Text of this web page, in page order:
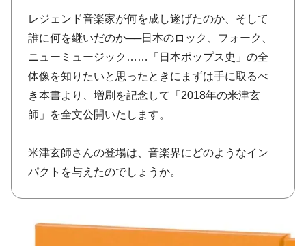
レジェンド音楽家が何を成し遂げたのか、そして
誰に何を継いだのか──日本のロック、フォーク、
ニューミュージック……「日本ポップス史」の全
体像を知りたいと思ったときにまずは手に取るべ
き本書より、増刷を記念して「2018年の米津玄
師」を全文公開いたします。
米津玄師さんの登場は、音楽界にどのようなイン
パクトを与えたのでしょうか。